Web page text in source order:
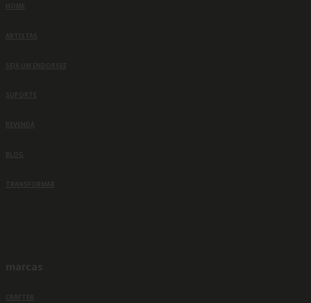
HOME
ARTISTAS
SEJA UM ENDORSEE
SUPORTE
REVENDA
BLOG
TRANSFORMAR
marcas
CRAFTER